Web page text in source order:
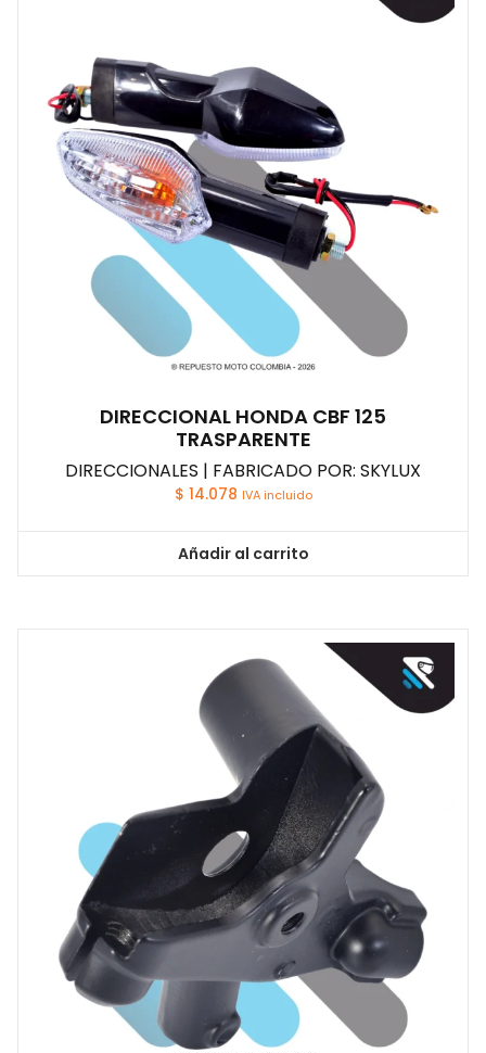
DIRECCIONAL HONDA CBF 125
TRASPARENTE
DIRECCIONALES | FABRICADO POR: SKYLUX
$ 14.078 IVA incluido
Añadir al carrito